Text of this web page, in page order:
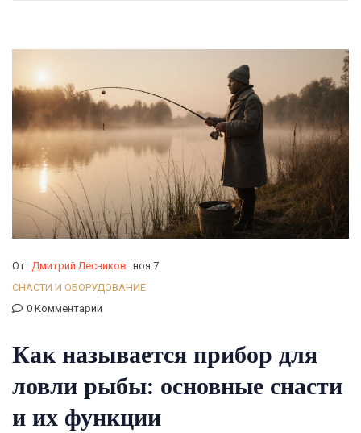
От Дмитрий Лесников ноя 7
СНАСТИ И ОБОРУДОВАНИЕ
0 Комментарии
Как называется прибор для
ловли рыбы: основные снасти
и их функции